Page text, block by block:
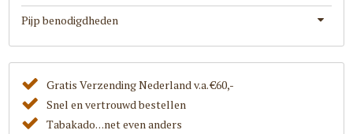
Pijp benodigdheden
Gratis Verzending Nederland v.a. €60,-
Snel en vertrouwd bestellen
Tabakado. . .net even anders